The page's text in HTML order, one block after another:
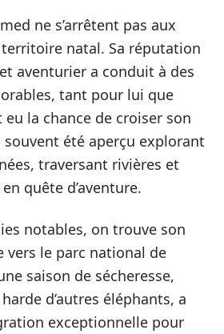
ne s’arrêtent pas aux
natal. Sa réputation
aventurier a conduit à des
tant pour lui que
la chance de croiser son
été aperçu explorant
traversant rivières et
quête d’aventure.
notables, on trouve son
vers le parc national de
saison de sécheresse,
d’autres éléphants, a
exceptionnelle pour